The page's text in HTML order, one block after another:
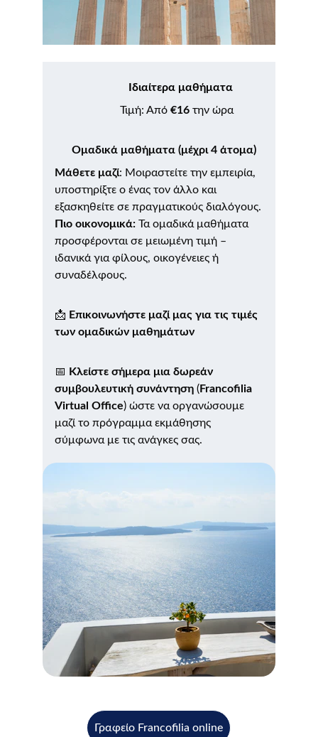
                          Ιδιαίτερα μαθήματα
                       Τιμή: Από
€16 την ώρα
      Ομαδικά μαθήματα (μέχρι 4 άτομα)
Μάθετε μαζί: Μοιραστείτε την εμπειρία,
υποστηρίξτε ο ένας τον άλλο και
εξασκηθείτε σε πραγματικούς διαλόγους.
Πιο οικονομικά: Τα ομαδικά μαθήματα
προσφέρονται σε μειωμένη τιμή –
ιδανικά για φίλους, οικογένειες ή
συναδέλφους.
📩 Επικοινωνήστε μαζί μας για τις τιμές
των ομαδικών μαθημάτων
📅 Κλείστε σήμερα μια δωρεάν
συμβουλευτική συνάντηση (Francofilia
Virtual Office) ώστε να οργανώσουμε
μαζί το πρόγραμμα εκμάθησης
σύμφωνα με τις ανάγκες σας.
Γραφείο Francofilia online